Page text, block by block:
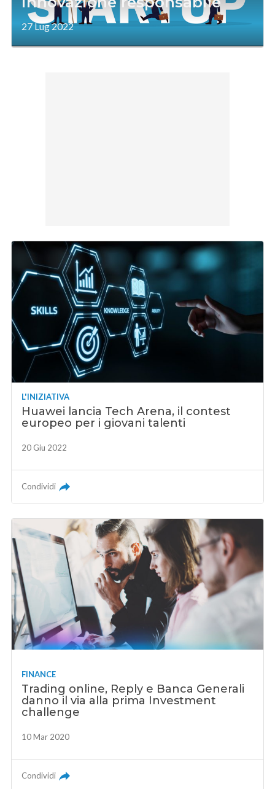
27 Lug 2022
L'INIZIATIVA
Huawei lancia Tech Arena, il contest
europeo per i giovani talenti
20 Giu 2022
Condividi
FINANCE
Trading online, Reply e Banca Generali
danno il via alla prima Investment
challenge
10 Mar 2020
Condividi